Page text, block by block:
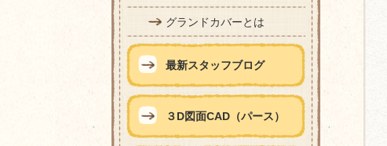
グランドカバーとは
最新スタッフブログ
３D図面CAD（パース）